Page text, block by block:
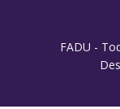
FADU -